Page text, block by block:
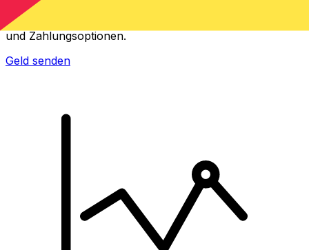
Geld schnell, sicher und einfach online versenden. Live-
Verfolgung und Benachrichtigungen + flexible Liefer-
und Zahlungsoptionen.
Geld senden